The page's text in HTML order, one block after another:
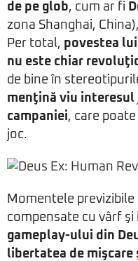
de pe glob, cum ar fi
zona Shanghai, China),
Per total, povestea
nu este chiar
de bine în
menţină viu
campaniei, care
joc.
Momentele
compensate cu vârf şi
gameplay-ului din
libertatea de mişcare